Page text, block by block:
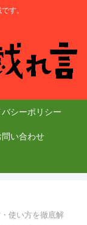
す。
バシーポリシー
問い合わせ
使い方を徹底解